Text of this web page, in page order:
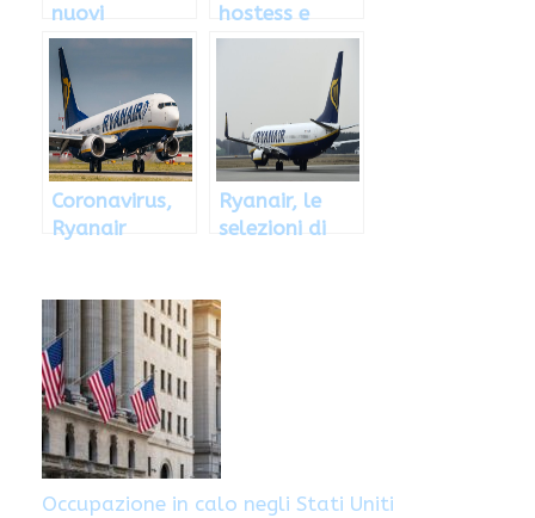
nuovi
assistenti di
volo
hostess e
steward
cercasi: come
partecipare
alle selezioni
Coronavirus,
Ryanair
mila esuberi
Ryanair, le
selezioni di
Occupazione in calo negli Stati Uniti